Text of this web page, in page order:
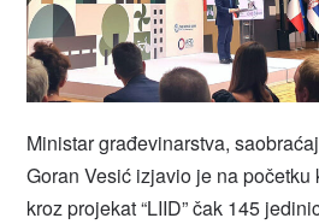
Ministar građevinarstva,
Goran Vesić izjavio je na
kroz projekat “LIID” čak 145